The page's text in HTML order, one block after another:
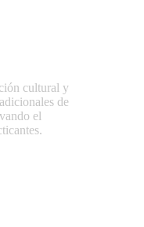
cultural y
de
el